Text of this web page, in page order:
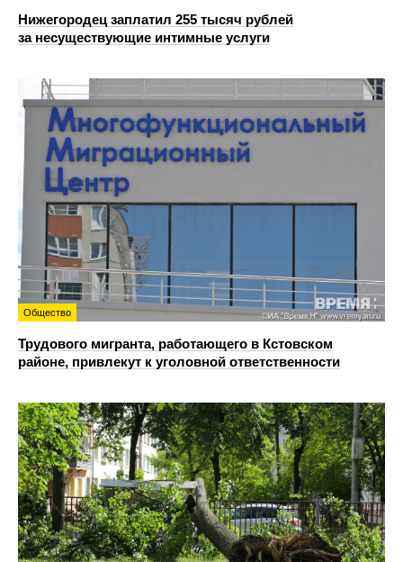
Нижегородец заплатил 255 тысяч рублей
за несуществующие интимные услуги
Общество
Трудового мигранта, работающего в Кстовском
районе, привлекут к уголовной ответственности